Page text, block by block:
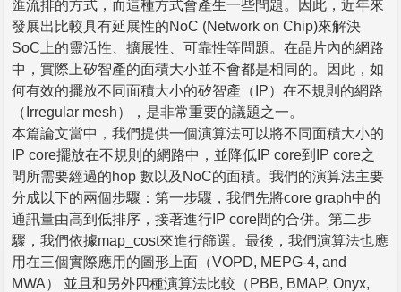
匯流排的方式，而這種方式會產生一些問題。因此，近年來
發展出比較具有延展性的NoC (Network on Chip)來解決
SoC上的靈活性、擴展性、可靠性等問題。在晶片內的網路
中，實際上矽智產的面積大小並不會都是相同的。因此，如
何有效的擺放不同面積大小的矽智產（IP）在不規則的網路
（Irregular mesh），是非常重要的議題之一。
本篇論文當中，我們提供一個演算法可以將不同面積大小的
IP core擺放在不規則的網路中，並降低IP core到IP core之
間所需要經過的hop 數以及NoC的面積。我們的演算法主要
分成以下的兩個步驟：第一步驟，我們先將core graph中的
通訊量由高到低排序，接著進行IP core間的合併。第二步
驟，我們依據map_cost來進行篩選。最後，我們演算法也應
用在三個實際應用的圖形上面（VOPD, MEPG-4, and
MWA） 並且和另外四種演算法比較（PBB, BMAP, Onyx,